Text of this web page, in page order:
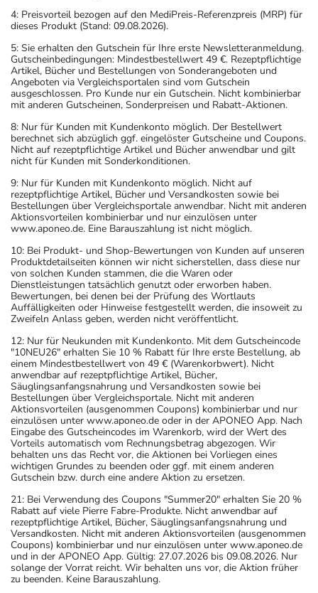
4: Preisvorteil bezogen auf den MediPreis-Referenzpreis (MRP) für
dieses Produkt (Stand: 09.08.2026).
5: Sie erhalten den Gutschein für Ihre erste Newsletteranmeldung.
Gutscheinbedingungen: Mindestbestellwert 49 €. Rezeptpflichtige
Artikel, Bücher und Bestellungen von Sonderangeboten und
Angeboten via Vergleichsportalen sind vom Gutschein
ausgeschlossen. Pro Kunde nur ein Gutschein. Nicht kombinierbar
mit anderen Gutscheinen, Sonderpreisen und Rabatt-Aktionen.
8: Nur für Kunden mit Kundenkonto möglich. Der Bestellwert
berechnet sich abzüglich ggf. eingelöster Gutscheine und Coupons.
Nicht auf rezeptpflichtige Artikel und Bücher anwendbar und gilt
nicht für Kunden mit Sonderkonditionen.
9: Nur für Kunden mit Kundenkonto möglich. Nicht auf
rezeptpflichtige Artikel, Bücher und Versandkosten sowie bei
Bestellungen über Vergleichsportale anwendbar. Nicht mit anderen
Aktionsvorteilen kombinierbar und nur einzulösen unter
www.aponeo.de. Eine Barauszahlung ist nicht möglich.
10: Bei Produkt- und Shop-Bewertungen von Kunden auf unseren
Produktdetailseiten können wir nicht sicherstellen, dass diese nur
von solchen Kunden stammen, die die Waren oder
Dienstleistungen tatsächlich genutzt oder erworben haben.
Bewertungen, bei denen bei der Prüfung des Wortlauts
Auffälligkeiten oder Hinweise festgestellt werden, die insoweit zu
Zweifeln Anlass geben, werden nicht veröffentlicht.
12: Nur für Neukunden mit Kundenkonto. Mit dem Gutscheincode
"10NEU26" erhalten Sie 10 % Rabatt für Ihre erste Bestellung, ab
einem Mindestbestellwert von 49 € (Warenkorbwert). Nicht
anwendbar auf rezeptpflichtige Artikel, Bücher,
Säuglingsanfangsnahrung und Versandkosten sowie bei
Bestellungen über Vergleichsportale. Nicht mit anderen
Aktionsvorteilen (ausgenommen Coupons) kombinierbar und nur
einzulösen unter www.aponeo.de oder in der APONEO App. Nach
Eingabe des Gutscheincodes im Warenkorb, wird der Wert des
Vorteils automatisch vom Rechnungsbetrag abgezogen. Wir
behalten uns das Recht vor, die Aktionen bei Vorliegen eines
wichtigen Grundes zu beenden oder ggf. mit einem anderen
Gutschein bzw. durch eine andere Aktion zu ersetzen.
21: Bei Verwendung des Coupons "Summer20" erhalten Sie 20 %
Rabatt auf viele Pierre Fabre-Produkte. Nicht anwendbar auf
rezeptpflichtige Artikel, Bücher, Säuglingsanfangsnahrung und
Versandkosten. Nicht mit anderen Aktionsvorteilen (ausgenommen
Coupons) kombinierbar und nur einzulösen unter www.aponeo.de
und in der APONEO App. Gültig: 27.07.2026 bis 09.08.2026. Nur
solange der Vorrat reicht. Wir behalten uns vor, die Aktion früher
zu beenden. Keine Barauszahlung.